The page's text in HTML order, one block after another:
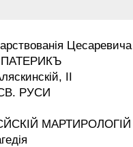
II
РУСИ
МАРТИРОЛОГIЙ